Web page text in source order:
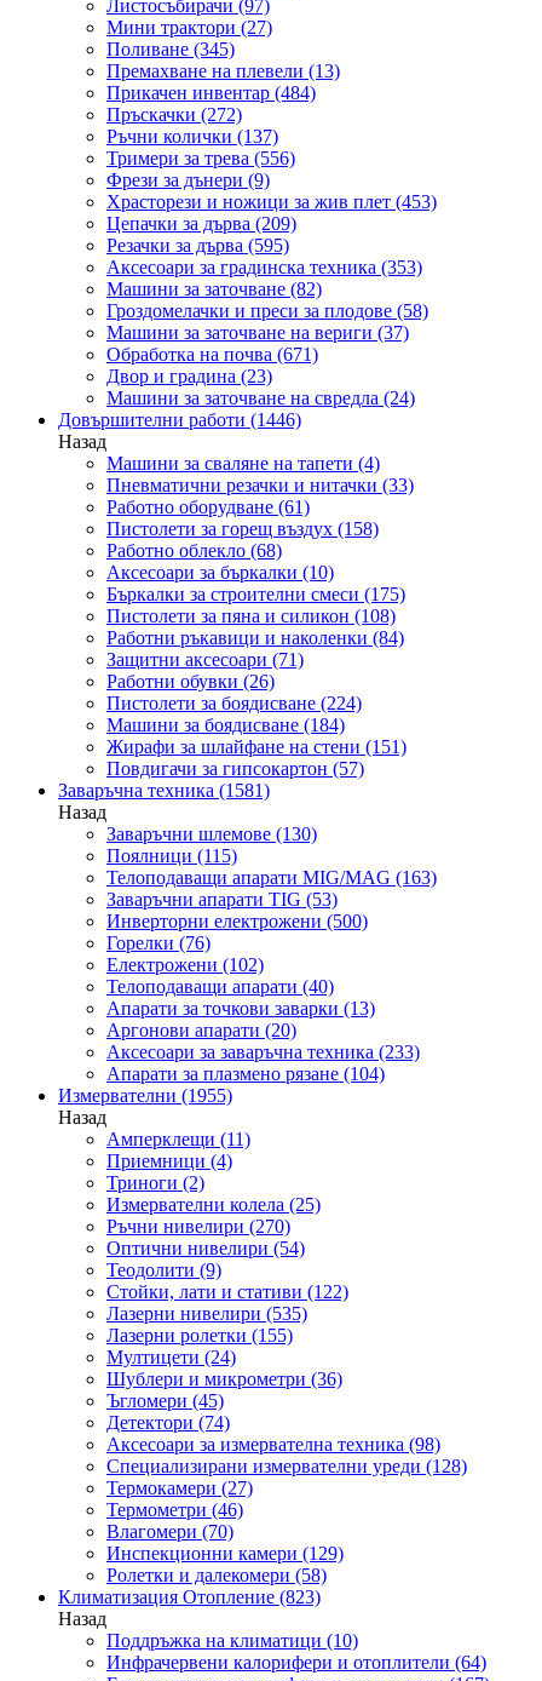
Листосъбирачи (97)
Мини трактори (27)
Поливане (345)
Премахване на плевели (13)
Прикачен инвентар (484)
Пръскачки (272)
Ръчни колички (137)
Тримери за трева (556)
Фрези за дънери (9)
Храсторези и ножици за жив плет (453)
Цепачки за дърва (209)
Резачки за дърва (595)
Аксесоари за градинска техника (353)
Машини за заточване (82)
Гроздомелачки и преси за плодове (58)
Машини за заточване на вериги (37)
Обработка на почва (671)
Двор и градина (23)
Машини за заточване на свредла (24)
Довършителни работи (1446)
Назад
Машини за сваляне на тапети (4)
Пневматични резачки и нитачки (33)
Работно оборудване (61)
Пистолети за горещ въздух (158)
Работно облекло (68)
Аксесоари за бъркалки (10)
Бъркалки за строителни смеси (175)
Пистолети за пяна и силикон (108)
Работни ръкавици и наколенки (84)
Защитни аксесоари (71)
Работни обувки (26)
Пистолети за боядисване (224)
Машини за боядисване (184)
Жирафи за шлайфане на стени (151)
Повдигачи за гипсокартон (57)
Заваръчна техника (1581)
Назад
Заваръчни шлемове (130)
Поялници (115)
Телоподаващи апарати MIG/MAG (163)
Заваръчни апарати TIG (53)
Инверторни електрожени (500)
Горелки (76)
Електрожени (102)
Телоподаващи апарати (40)
Апарати за точкови заварки (13)
Аргонови апарати (20)
Аксесоари за заваръчна техника (233)
Апарати за плазмено рязане (104)
Измервателни (1955)
Назад
Амперклещи (11)
Приемници (4)
Триноги (2)
Измервателни колела (25)
Ръчни нивелири (270)
Оптични нивелири (54)
Теодолити (9)
Стойки, лати и стативи (122)
Лазерни нивелири (535)
Лазерни ролетки (155)
Мултицети (24)
Шублери и микрометри (36)
Ъгломери (45)
Детектори (74)
Аксесоари за измервателна техника (98)
Специализирани измервателни уреди (128)
Термокамери (27)
Термометри (46)
Влагомери (70)
Инспекционни камери (129)
Ролетки и далекомери (58)
Климатизация Отопление (823)
Назад
Поддръжка на климатици (10)
Инфрачервени калорифери и отоплители (64)